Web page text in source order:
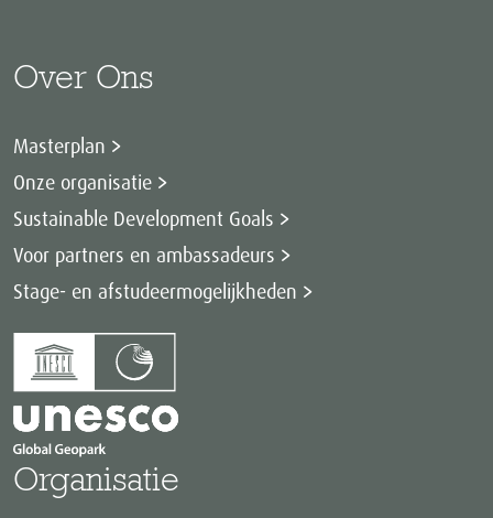
Over Ons
Masterplan
Onze organisatie
Sustainable Development Goals
Voor partners en ambassadeurs
Stage- en afstudeermogelijkheden
Organisatie